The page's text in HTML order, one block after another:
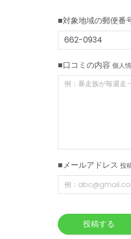
■対象地域の郵便番
■口コミの内容 個人
■メールアドレス 投
投稿する